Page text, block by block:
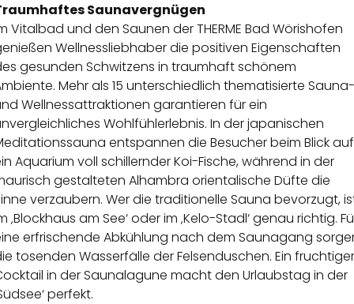
Saunavergnügen
Vitalbad und den Saunen der THERME Bad Wörishofen
Wellnessliebhaber die positiven Eigenschaften
gesunden Schwitzens in traumhaft schönem
Mehr als 15 unterschiedlich thematisierte Sauna-
Wellnessattraktionen garantieren für ein
Wohlfühlerlebnis. In der japanischen
entspannen die Besucher beim Blick auf
Aquarium voll schillernder Koi-Fische, während in der
gestalteten Alhambra orientalische Düfte die
verzaubern. Wer die traditionelle Sauna bevorzugt,
‚Blockhaus am See‘ oder im ‚Kelo-Stadl‘ genau richtig.
erfrischende Abkühlung nach dem Saunagang
tosenden Wasserfälle der Felsenduschen. Ein fruchtiger
in der Saunalagune macht den Urlaubstag in der
perfekt.